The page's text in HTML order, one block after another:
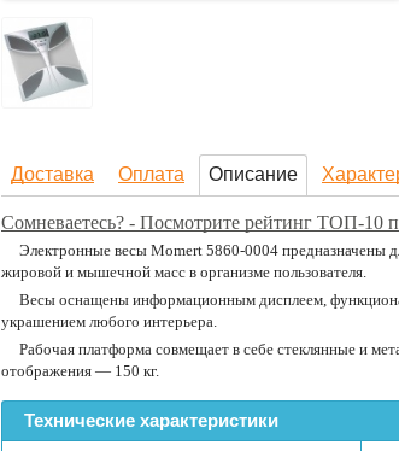
Доставка Оплата Описание
Сомневаетесь? - Посмотрите рейтинг ТОП-10
Электронные весы Momert 5860-0004 предназначены
жировой и мышечной масс в организме пользователя.
Весы оснащены информационным дисплеем,
украшением любого интерьера.
Рабочая платформа совмещает в себе стеклянные и
отображения — 150 кг.
Технические характеристики